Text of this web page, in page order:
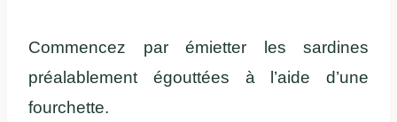
Commencez par émietter les sardines
préalablement égouttées à l’aide d’une
fourchette.